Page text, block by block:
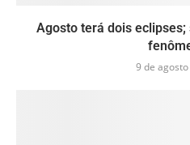
Agosto terá dois
9 de